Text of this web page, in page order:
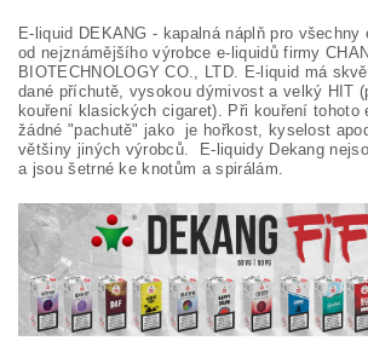
E-liquid DEKANG - kapalná náplň pro
od nejznámějšího výrobce e-liquidů firmy
BIOTECHNOLOGY CO., LTD. E-liquid má
dané příchutě, vysokou dýmivost a velký HIT
kouření klasických cigaret). Při kouření tohoto
žádné "pachutě" jako je hořkost, kyselost
většiny jiných výrobců. E-liquidy Dekang
a jsou šetrné ke knotům a spirálám.